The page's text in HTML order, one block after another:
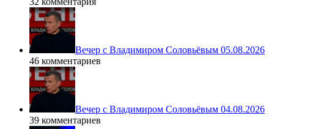
Вечер с Владимиром Соловьёвым 05.08.2026
46 комментариев
Вечер с Владимиром Соловьёвым 04.08.2026
39 комментариев